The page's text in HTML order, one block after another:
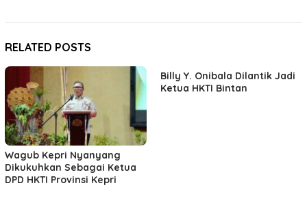
RELATED POSTS
Wagub Kepri Nyanyang
Dikukuhkan Sebagai Ketua
DPD HKTI Provinsi Kepri
Billy Y. Onibala Dilantik Jadi
Ketua HKTI Bintan